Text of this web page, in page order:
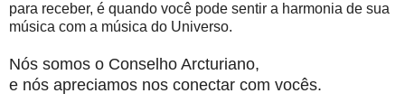
para receber, é quando você pode sentir a harmonia de sua
música com a música do Universo.
Nós somos o Conselho Arcturiano,
e nós apreciamos nos conectar com vocês.